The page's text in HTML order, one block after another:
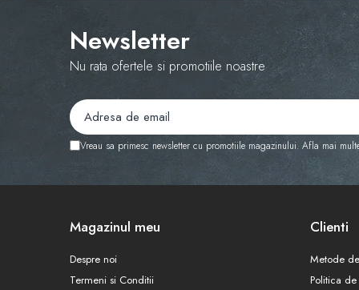
Newsletter
Nu rata ofertele si promotiile noastre
Vreau sa primesc newsletter cu promotiile magazinului. Afla mai
Magazinul meu
Despre noi
Termeni si Conditii
Clienti
Metode
Politica de